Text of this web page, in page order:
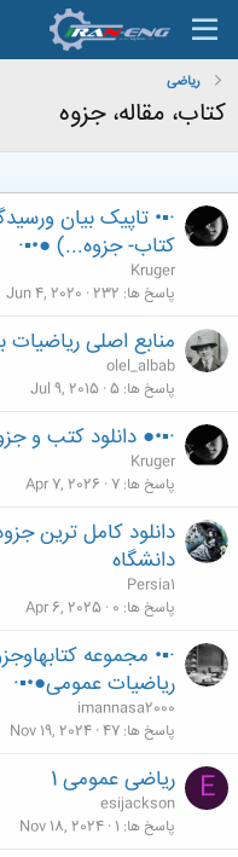
ریاضی
کتاب، مقاله، جزوه
·▪• تاپیک بیان
کتاب- جزوه...) ●•▪·
Kruger
پاسخ ها 232
Jun 4, 2020
منابع اصلی ریاضیات
olel_albab
پاسخ ها 5
Jul 9, 2015
·▪•● دانلود کتب و
Kruger
پاسخ ها 7
Apr 7, 2026
دانلود کامل ترین
دانشگاه
Persia1
پاسخ ها 0
Apr 6, 2025
·▪• مجموعه
ریاضیات عمومی●•▪·
imannasa2000
پاسخ ها 47
Nov 19, 2024
E ریاضی عمومی 1
esijackson
پاسخ ها 1
Nov 18, 2024